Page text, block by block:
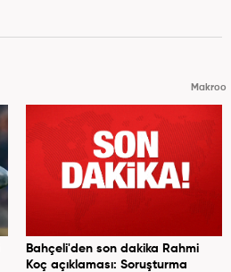
Makroo
Bahçeli'den son dakika Rahmi
Koç açıklaması: Soruşturma